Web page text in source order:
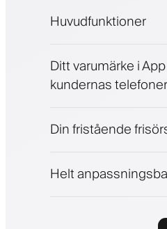
Huvudfunktioner
Betalningar,
Sälj
Ditt varumärke i
kundernas telefoner
Din fristående
Helt